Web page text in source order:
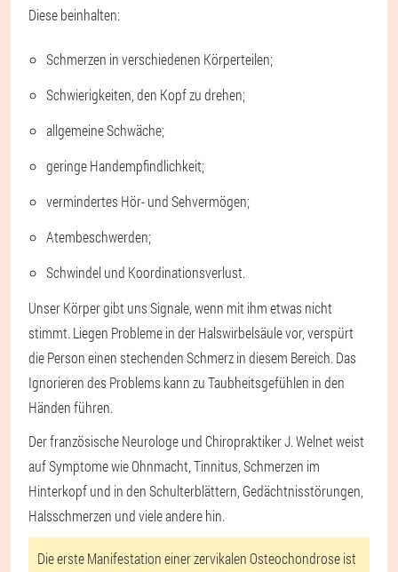
Diese beinhalten:
Schmerzen in verschiedenen Körperteilen;
Schwierigkeiten, den Kopf zu drehen;
allgemeine Schwäche;
geringe Handempfindlichkeit;
vermindertes Hör- und Sehvermögen;
Atembeschwerden;
Schwindel und Koordinationsverlust.
Unser Körper gibt uns Signale, wenn mit ihm etwas nicht
stimmt. Liegen Probleme in der Halswirbelsäule vor, verspürt
die Person einen stechenden Schmerz in diesem Bereich. Das
Ignorieren des Problems kann zu Taubheitsgefühlen in den
Händen führen.
Der französische Neurologe und Chiropraktiker J. Welnet weist
auf Symptome wie Ohnmacht, Tinnitus, Schmerzen im
Hinterkopf und in den Schulterblättern, Gedächtnisstörungen,
Halsschmerzen und viele andere hin.
Die erste Manifestation einer zervikalen Osteochondrose ist